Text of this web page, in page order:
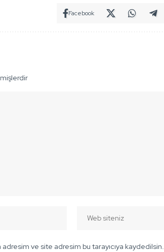
Facebook
ve site adresim bu tarayıcıya kaydedilsin.